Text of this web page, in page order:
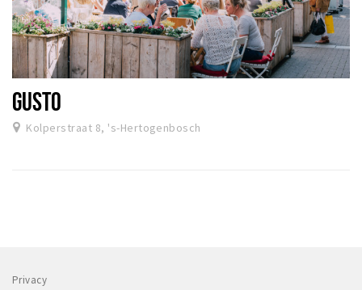
GUSTO
Kolperstraat 8, 's-Hertogenbosch
Privacy